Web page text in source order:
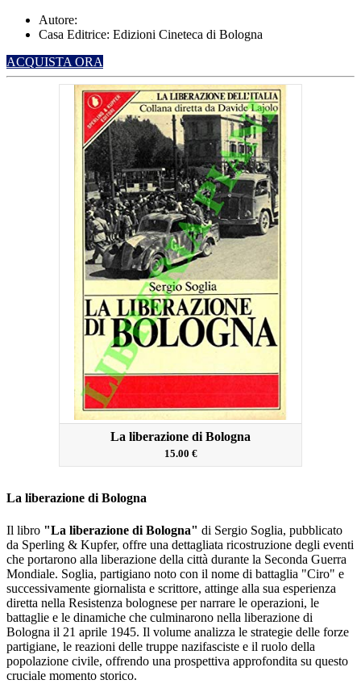
Autore:
Casa Editrice: Edizioni Cineteca di Bologna
ACQUISTA ORA
La liberazione di Bologna
15.00 €
La liberazione di Bologna
Il libro "La liberazione di Bologna" di Sergio Soglia, pubblicato
da Sperling & Kupfer, offre una dettagliata ricostruzione degli eventi
che portarono alla liberazione della città durante la Seconda Guerra
Mondiale. Soglia, partigiano noto con il nome di battaglia "Ciro" e
successivamente giornalista e scrittore, attinge alla sua esperienza
diretta nella Resistenza bolognese per narrare le operazioni, le
battaglie e le dinamiche che culminarono nella liberazione di
Bologna il 21 aprile 1945. Il volume analizza le strategie delle forze
partigiane, le reazioni delle truppe nazifasciste e il ruolo della
popolazione civile, offrendo una prospettiva approfondita su questo
cruciale momento storico.